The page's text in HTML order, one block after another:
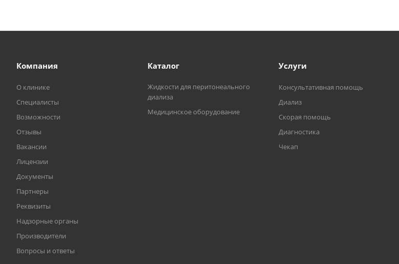
Компания
О клинике
Специалисты
Возможности
Отзывы
Вакансии
Лицензии
Документы
Партнеры
Реквизиты
Надзорные органы
Производители
Вопросы и ответы
Каталог
Жидкости для перитонеального
диализа
Медицинское оборудование
Услуги
Консультативная помощь
Диализ
Скорая помощь
Диагностика
Чекап